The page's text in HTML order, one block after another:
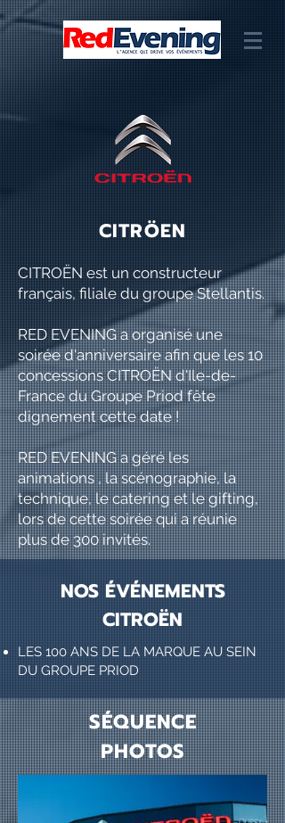
CITRÖEN
CITROËN est un constructeur
français, filiale du groupe Stellantis.
RED EVENING a organisé une
soirée d'anniversaire afin que les 10
concessions CITROËN d'Ile-de-
France du Groupe Priodfête
dignement cette date !
RED EVENING a géré les
animations , la scénographie, la
technique, le catering et le gifting,
lors de cette soirée qui a réunie
plus de 300 invités.
NOS ÉVÉNEMENTS
CITROËN
LES 100 ANS DE LA MARQUE AU SEIN
DU GROUPE PRIOD
SÉQUENCE
PHOTOS